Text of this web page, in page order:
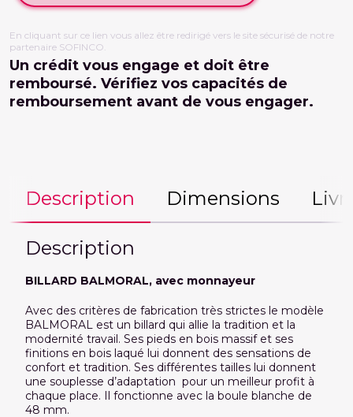
En cliquant sur ce lien vous allez être redirigé vers le site sécurisé de notre
partenaire SOFINCO.
Un crédit vous engage et doit être
remboursé. Vérifiez vos capacités de
remboursement avant de vous engager.
Description Dimensions
Description
BILLARD BALMORAL, avec monnayeur
Avec des critères de fabrication très strictes le modèle
BALMORAL est un billard qui allie la tradition et la
modernité travail. Ses pieds en bois massif et ses
finitions en bois laqué lui donnent des sensations de
confort et tradition. Ses différentes tailles lui donnent
une souplesse d’adaptation pour un meilleur profit à
chaque place. Il fonctionne avec la boule blanche de
48 mm.